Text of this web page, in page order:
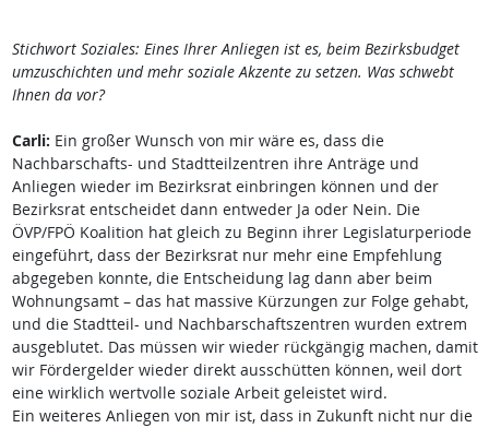
Stichwort Soziales: Eines Ihrer Anliegen ist es, beim Bezirksbudget
umzuschichten und mehr soziale Akzente zu setzen. Was schwebt
Ihnen da vor?
Carli: Ein großer Wunsch von mir wäre es, dass die
Nachbarschafts- und Stadtteilzentren ihre Anträge und
Anliegen wieder im Bezirksrat einbringen können und der
Bezirksrat entscheidet dann entweder Ja oder Nein. Die
ÖVP/FPÖ Koalition hat gleich zu Beginn ihrer Legislaturperiode
eingeführt, dass der Bezirksrat nur mehr eine Empfehlung
abgegeben konnte, die Entscheidung lag dann aber beim
Wohnungsamt – das hat massive Kürzungen zur Folge gehabt,
und die Stadtteil- und Nachbarschaftszentren wurden extrem
ausgeblutet. Das müssen wir wieder rückgängig machen, damit
wir Fördergelder wieder direkt ausschütten können, weil dort
eine wirklich wertvolle soziale Arbeit geleistet wird.
Ein weiteres Anliegen von mir ist, dass in Zukunft nicht nur die